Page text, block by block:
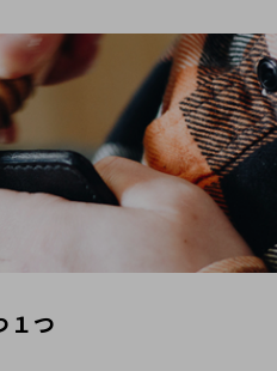
ても気に入りました。ずっ
）。糸色のカスタマイズを
が変わるだけで印象もかな
使わせていただきます！
変化するナチュラルな革の
１つ